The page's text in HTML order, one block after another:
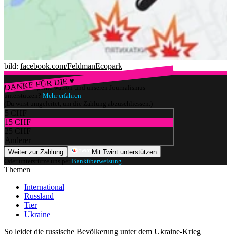
bild: facebook.com/FeldmanEcopark
DANKE FÜR DIE ♥
Würdest du gerne watson und unseren Journalismus
unterstützen? Mehr erfahren
(Du wirst umgeleitet, um die Zahlung abzuschliessen.)
5 CHF
15 CHF
25 CHF
Anderer
Weiter zur Zahlung
Mit Twint unterstützen
Oder unterstütze uns per Banküberweisung
Themen
International
Russland
Tier
Ukraine
So leidet die russische Bevölkerung unter dem Ukraine-Krieg